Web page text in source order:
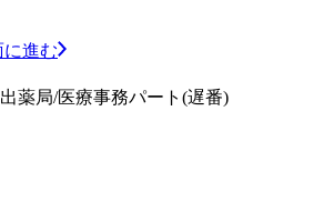
に進む
薬局/医療事務パート(遅番)